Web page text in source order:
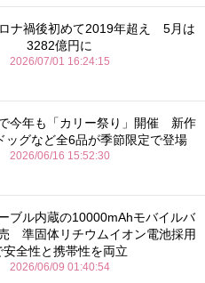
ナ禍後初めて2019年超え 5月は
3282億円に
2026/07/01 16:24:15
今年も「カリー祭り」開催 新作
ッグなど全6品が季節限定で登場
2026/06/16 15:52:30
ブル内蔵の10000mAhモバイルバ
準固体リチウムイオン電池採用
安全性と携帯性を両立
2026/06/09 01:40:54